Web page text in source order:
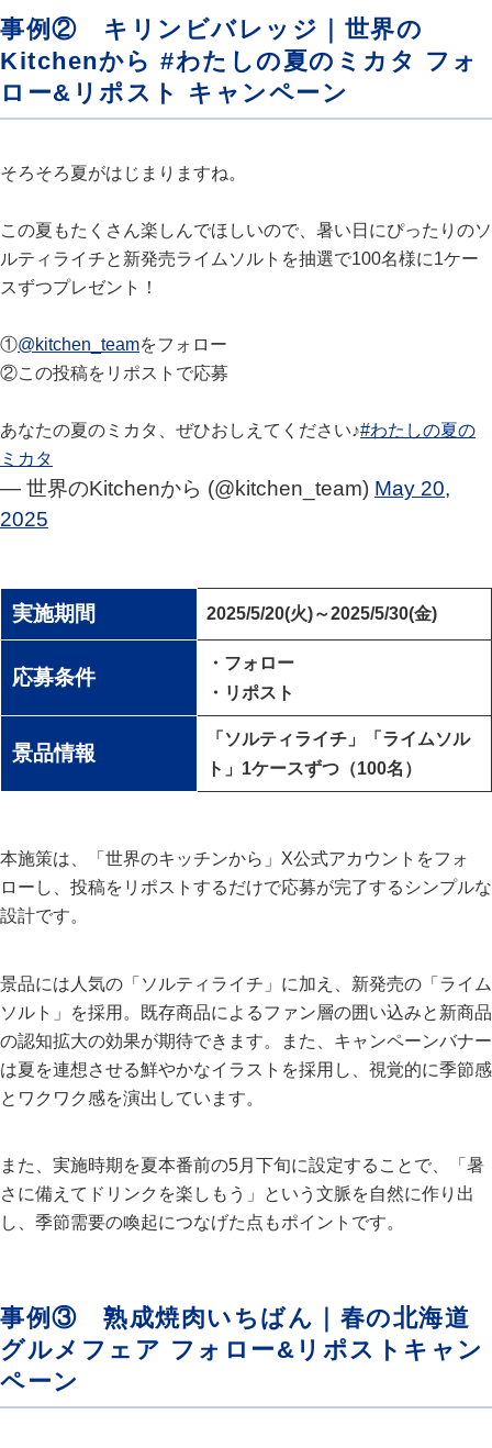
事例② キリンビバレッジ｜世界の
Kitchenから #わたしの夏のミカタ フォ
ロー&リポスト キャンペーン
そろそろ夏がはじまりますね。
この夏もたくさん楽しんでほしいので、暑い日にぴったりのソ
ルティライチと新発売ライムソルトを抽選で100名様に1ケー
スずつプレゼント！
①@kitchen_teamをフォロー
②この投稿をリポストで応募​
あなたの夏のミカタ、ぜひおしえてください♪#わたしの夏の
ミカタ
— 世界のKitchenから (@kitchen_team) May 20,
2025
実施期間 2025/5/20(火)～2025/5/30(金)
応募条件
・フォロー
・リポスト
景品情報
「ソルティライチ」「ライムソル
ト」1ケースずつ（100名）
本施策は、「世界のキッチンから」X公式アカウントをフォ
ローし、投稿をリポストするだけで応募が完了するシンプルな
設計です。
景品には人気の「ソルティライチ」に加え、新発売の「ライム
ソルト」を採用。既存商品によるファン層の囲い込みと新商品
の認知拡大の効果が期待できます。また、キャンペーンバナー
は夏を連想させる鮮やかなイラストを採用し、視覚的に季節感
とワクワク感を演出しています。
また、実施時期を夏本番前の5月下旬に設定することで、「暑
さに備えてドリンクを楽しもう」という文脈を自然に作り出
し、季節需要の喚起につなげた点もポイントです。
事例③ 熟成焼肉いちばん｜春の北海道
グルメフェア フォロー&リポストキャン
ペーン